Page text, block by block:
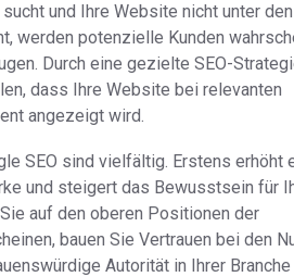
und Ihre Website nicht unter
werden potenzielle Kunden
Durch eine gezielte SEO-
dass Ihre Website bei relevanten
angezeigt wird.
SEO sind vielfältig. Erstens erhöht
und steigert das Bewusstsein für
auf den oberen Positionen der
bauen Sie Vertrauen bei den
Autorität in Ihrer Branche